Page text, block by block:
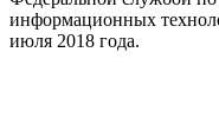
информационных
июля 2018 года.